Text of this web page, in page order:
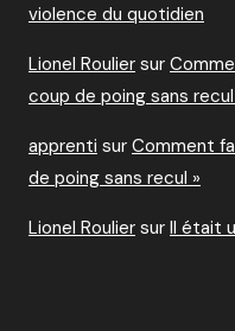
violence du quotidien
Lionel Roulier sur
coup de poing sans recul
apprenti sur Comment
de poing sans recul »
Lionel Roulier sur Il était